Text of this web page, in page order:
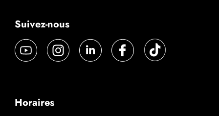
Suivez-nous
Horaires